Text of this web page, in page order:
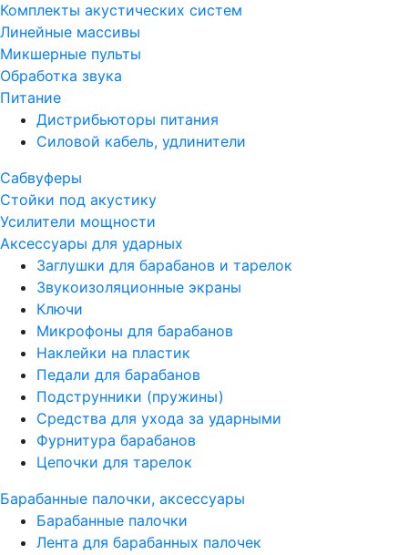
Комплекты акустических систем
Линейные массивы
Микшерные пульты
Обработка звука
Питание
Дистрибьюторы питания
Силовой кабель, удлинители
Сабвуферы
Стойки под акустику
Усилители мощности
Аксессуары для ударных
Заглушки для барабанов и тарелок
Звукоизоляционные экраны
Ключи
Микрофоны для барабанов
Наклейки на пластик
Педали для барабанов
Подструнники (пружины)
Средства для ухода за ударными
Фурнитура барабанов
Цепочки для тарелок
Барабанные палочки, аксессуары
Барабанные палочки
Лента для барабанных палочек